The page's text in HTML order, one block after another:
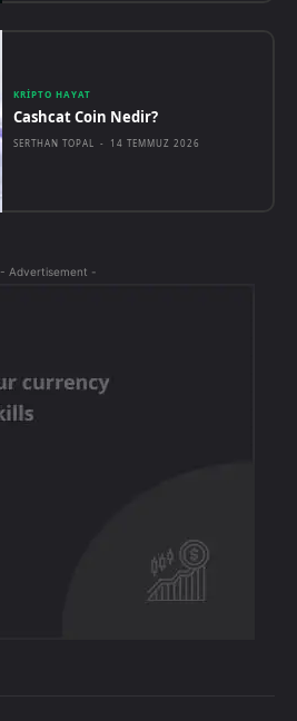
KRIPTO HAYAT
Cashcat Coin Nedir?
SERTHAN TOPAL - 14 TEMMUZ 2026
- Advertisement -